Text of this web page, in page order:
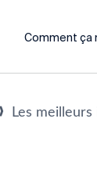
Comment ça
Les